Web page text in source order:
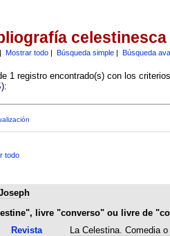
celestinesca
Mostrar todo| Búsqueda simple| Búsqueda
1 registro encontrado(s) con los
):
todo
livre "converso" ou livre de
Revista
La Celestina. Comedia